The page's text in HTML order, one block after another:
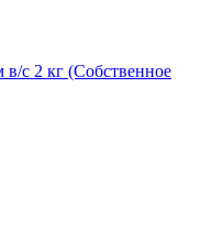
с 2 кг (Собственное